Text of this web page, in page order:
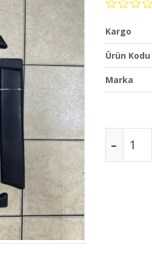
Kargo
Ürün Kodu
Marka